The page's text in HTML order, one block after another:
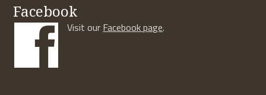
Facebook
Visit our Facebook page.